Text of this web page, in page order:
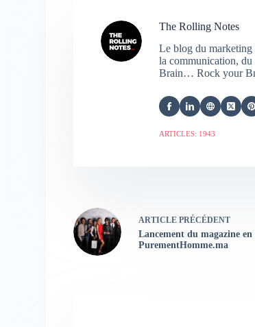
The Rolling Notes
Le blog du marketing
la communication, du
Brain… Rock your
ARTICLES: 1943
ARTICLE PRÉCÉDENT
Lancement du magazine en
PurementHomme.ma